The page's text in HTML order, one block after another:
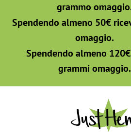
grammo
Spendendo almeno 50€
omaggio.
Spendendo almeno
grammi omaggio.